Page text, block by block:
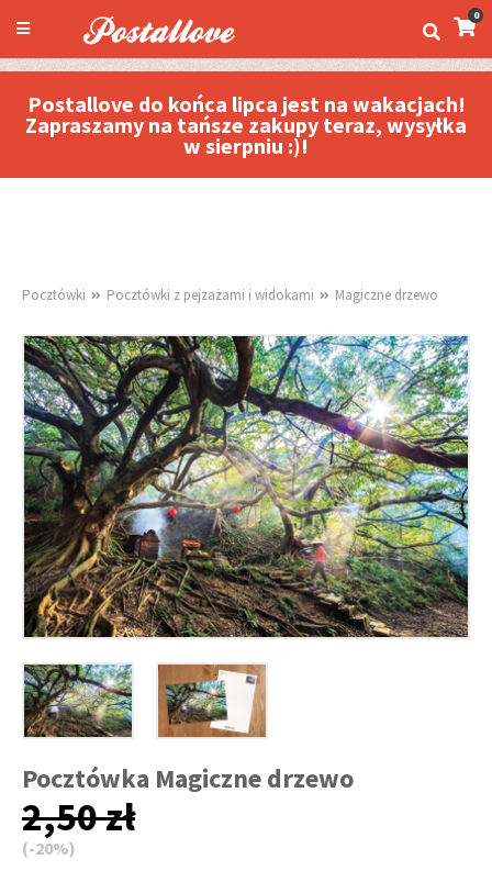
0
Postallove do końca lipca jest na wakacjach!
Zapraszamy na tańsze zakupy teraz, wysyłka
w sierpniu :)!
Pocztówki Pocztówki z pejzażami i widokami Magiczne drzewo
Pocztówka Magiczne drzewo
2,50 zł
(-20%)